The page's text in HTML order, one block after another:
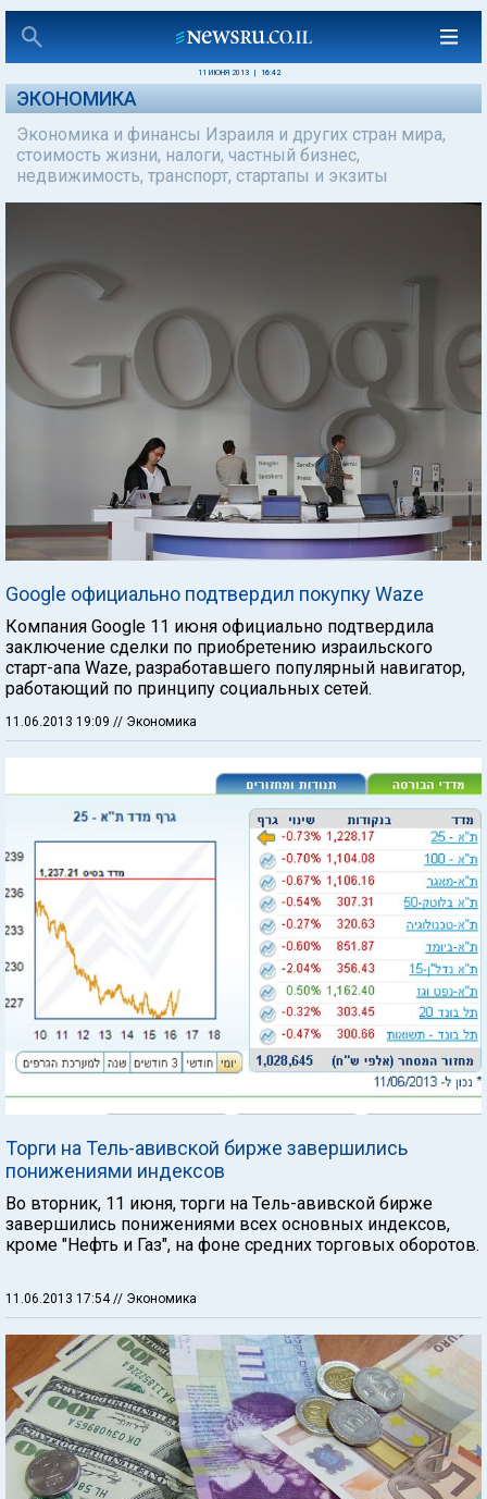
11 ИЮНЯ 2013 16:42
ЭКОНОМИКА
Экономика и финансы Израиля и других стран мира,
стоимость жизни, налоги, частный бизнес,
недвижимость, транспорт, стартапы и экзиты
Google официально подтвердил покупку Waze
Компания Google 11 июня официально подтвердила
заключение сделки по приобретению израильского
старт-апа Waze, разработавшего популярный навигатор,
работающий по принципу социальных сетей.
11.06.2013 19:09 // Экономика
Торги на Тель-авивской бирже завершились
понижениями индексов
Во вторник, 11 июня, торги на Тель-авивской бирже
завершились понижениями всех основных индексов,
кроме "Нефть и Газ", на фоне средних торговых оборотов.
11.06.2013 17:54// Экономика